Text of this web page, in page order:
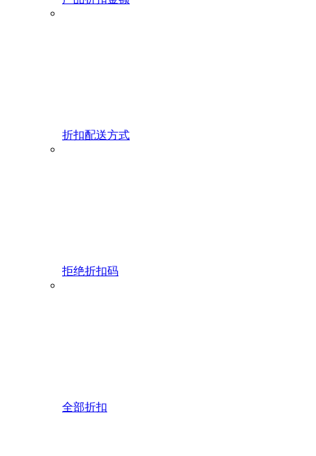
折扣配送方式
拒绝折扣码
全部折扣